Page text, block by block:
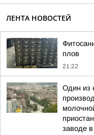
ЛЕНТА НОВОСТЕЙ
плов
21:22
Один из
заводе